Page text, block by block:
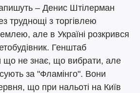
– Денис Штілерман
труднощі з торгівлею
але в Україні розкрився
Генштаб
що не знає, що вибрати, але
за "Фламінго". Вони
що при нальоті на Київ